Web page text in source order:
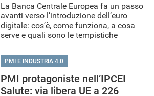
La Banca Centrale Europea fa un passo
avanti verso l’introduzione dell’euro
digitale: cos’è, come funziona, a cosa
serve e quali sono le tempistiche
PMI E INDUSTRIA 4.0
PMI protagoniste nell’IPCEI
Salute: via libera UE a 226